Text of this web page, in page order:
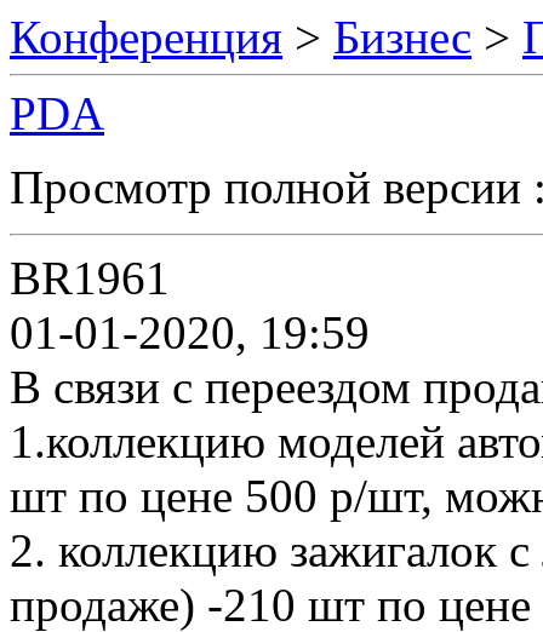
Конференция > Бизнес >
PDA
Просмотр полной
BR1961
01-01-2020, 19:59
В связи с переездом
1.коллекцию моделей
шт по цене 500 р/шт,
2. коллекцию зажигалок
продаже) -210 шт по